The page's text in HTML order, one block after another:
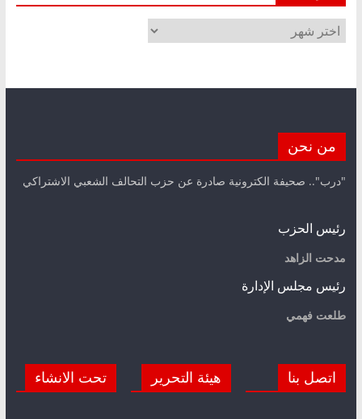
الأرشيف
من نحن
"درب".. صحيفة الكترونية صادرة عن حزب التحالف الشعبي الاشتراكي
رئيس الحزب
مدحت الزاهد
رئيس مجلس الإدارة
طلعت فهمي
اتصل بنا هيئة التحرير تحت الانشاء